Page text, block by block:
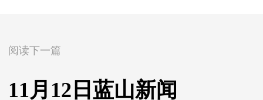
阅读下一篇
11月12日蓝山新闻